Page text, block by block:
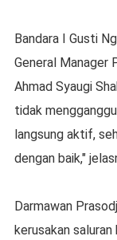
Bandara I Gusti
General Manager
Ahmad Syaugi
tidak
langsung aktif,
dengan baik,"
Darmawan
kerusakan